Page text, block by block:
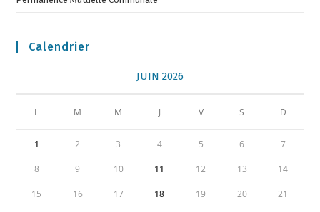
Calendrier
JUIN 2026
L M M J V S D
1 2 3 4 5 6 7
8 9 10 11 12 13 14
15 16 17 18 19 20 21